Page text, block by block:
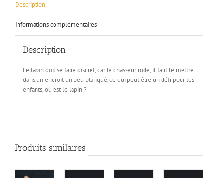
Description
Informations complémentaires
Description
Le lapin doit se faire discret, car le chasseur rode, il faut le mettre
dans un endroit un peu planqué, ce qui peut être un défi pour les
enfants, où est le lapin ?
Produits similaires